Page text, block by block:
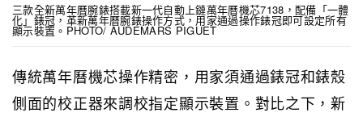
三款全新萬年曆腕錶搭載新一代自動上鏈萬年曆機芯7138，配備「一體
化」錶冠，革新萬年曆腕錶操作方式，用家通過操作錶冠即可設定所有
顯示裝置。PHOTO/ AUDEMARS PIGUET
傳統萬年曆機芯操作精密，用家須通過錶冠和錶殼
側面的校正器來調校指定顯示裝置。對比之下，新